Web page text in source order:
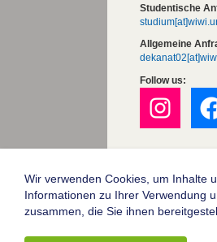
Studentische
Allgemeine
Follow us:
Impressum
Datenschutz
Wir verwenden Cookies, um Inhalte
Informationen zu Ihrer Verwendung
zusammen, die Sie ihnen